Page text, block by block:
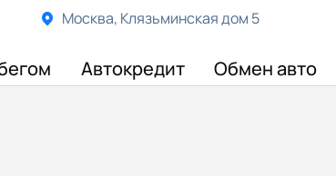
Москва, Клязьминская дом 5
Автокредит Обмен авто